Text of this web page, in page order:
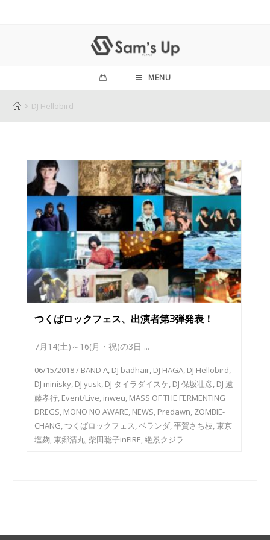
MENU
DJ Hellobird
つくばロックフェス、出演者第3弾発表！
7月14(土)～16(月・祝)の3日 ...
06/15/2018/ BAND A, DJ badhair, DJ HAGA, DJ Hellobird,
DJ minisky, DJ yusk, DJ タイラダイスケ, DJ 保坂壮彦, DJ 遠
藤孝行, Event/Live, inweu, MASS OF THE FERMENTING
DREGS, MONO NO AWARE, NEWS, Predawn, ZOMBIE-
CHANG,つくばロックフェス,ベランダ,平賀さち枝,東京
塩麹,東郷清丸, 柴田聡子inFIRE,絶景クジラ